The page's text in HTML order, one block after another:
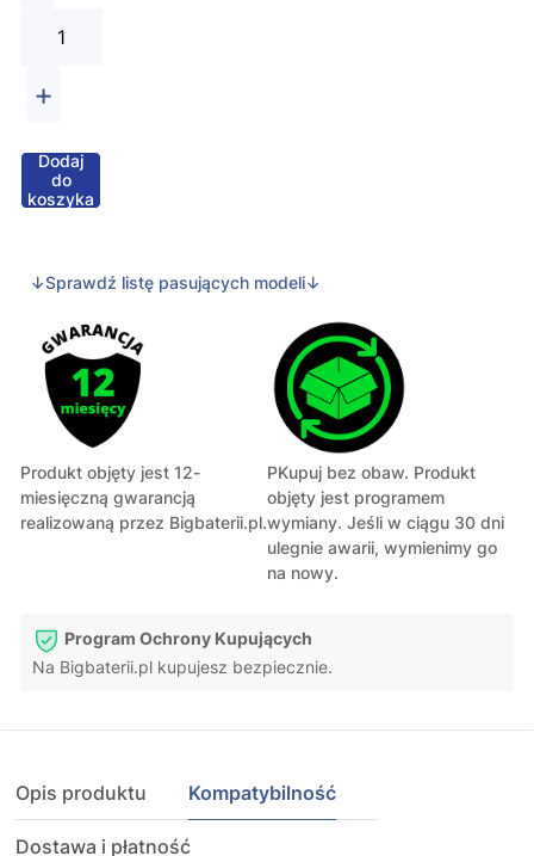
+
Dodaj
do
koszyka
↓Sprawdź listę pasujących modeli↓
Produkt objęty jest 12-
miesięczną gwarancją
realizowaną przez Bigbaterii.pl.
PKupuj bez obaw. Produkt
objęty jest programem
wymiany. Jeśli w ciągu 30 dni
ulegnie awarii, wymienimy go
na nowy.
Program Ochrony Kupujących
Na Bigbaterii.pl kupujesz bezpiecznie.
Opis produktu Kompatybilność
Dostawa i płatność